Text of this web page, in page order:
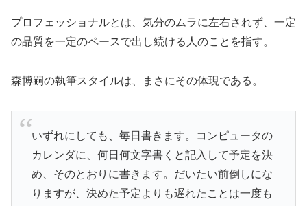
プロフェッショナルとは、気分のムラに左右されず、一定
の品質を一定のペースで出し続ける人のことを指す。
森博嗣の執筆スタイルは、まさにその体現である。
いずれにしても、毎日書きます。コンピュータの
カレンダに、何日何文字書くと記入して予定を決
め、そのとおりに書きます。だいたい前倒しにな
りますが、決めた予定よりも遅れたことは一度も